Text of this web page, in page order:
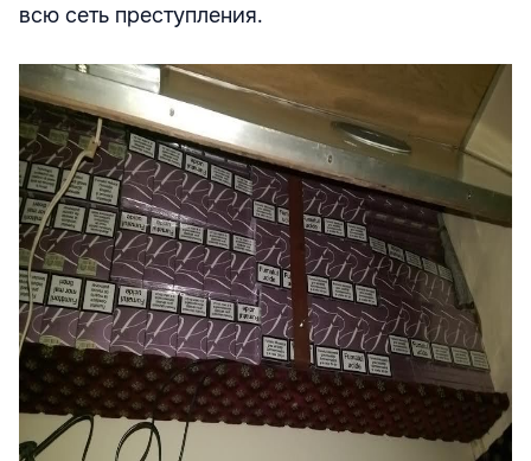
всю сеть преступления.